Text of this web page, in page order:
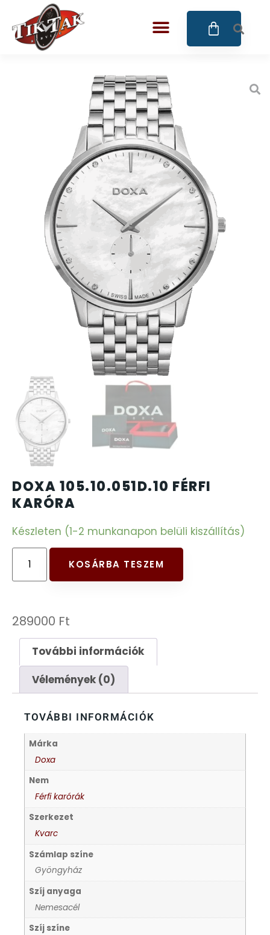
DOXA 105.10.051D.10 FÉRFI
KARÓRA
Készleten (1-2 munkanapon belüli kiszállítás)
KOSÁRBA TESZEM
289000 Ft
További információk
Vélemények (0)
TOVÁBBI INFORMÁCIÓK
Márka
Doxa
Nem
Férfi karórák
Szerkezet
Kvarc
Számlap színe
Gyöngyház
Szíj anyaga
Nemesacél
Szíj színe
BIGOTTI Milano
CANGO & RINALDI
CANGO & RINALDI CHARM
CANGO&RINALDI KARÓRÁK
DIVAT KARÓRÁK (Curren, Oulm,Naviforce, D-
DOXA
ESPRIT
FALIÓRÁK
FÉMCSATOK
FESTINA
FRANCIS DELON
FREELOOK
GUESS KARÓRÁK
HÁLÓZATI ÓRÁK
HOLLÓHÁZI PORCELÁN
ICE WATCH
KANDALLÓÓRÁK
KENNETH COLE
LORUS
LOTUS STYLE